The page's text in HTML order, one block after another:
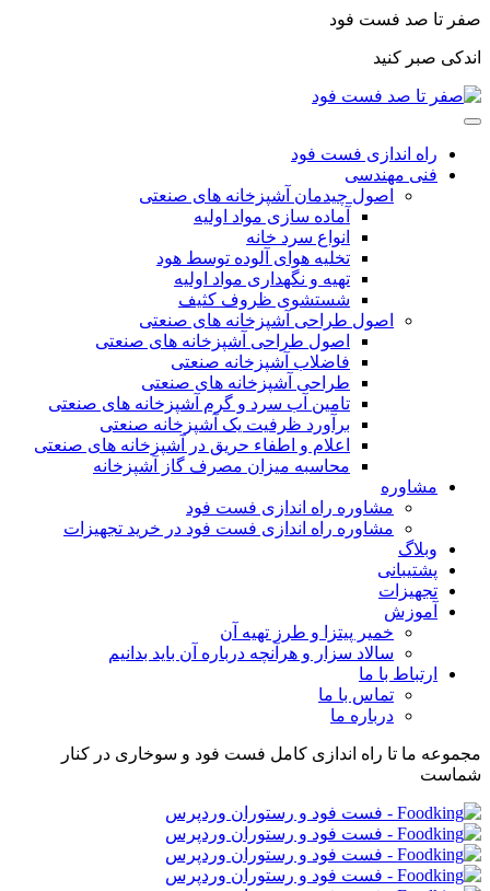
صفر تا صد فست فود
اندکی صبر کنید
راه اندازی فست فود
فنی مهندسی
اصول چیدمان آشپزخانه های صنعتی
آماده سازی مواد اولیه
انواع سرد خانه
تخلیه هوای آلوده توسط هود
تهیه و نگهداری مواد اولیه
شستشوی ظروف کثیف
اصول طراحی آشپزخانه های صنعتی
اصول طراحی آشپزخانه های صنعتی
فاضلاب آشپزخانه صنعتی
طراحی آشپزخانه های صنعتی
تامین آب سرد و گرم آشپزخانه های صنعتی
برآورد ظرفیت یک آشپزخانه صنعتی
اعلام و اطفاء حریق در آشپزخانه های صنعتی
محاسبه میزان مصرف گاز آشپزخانه
مشاوره
مشاوره راه اندازی فست فود
مشاوره راه اندازی فست فود در خرید تجهیزات
وبلاگ
پشتیبانی
تجهیزات
آموزش
خمیر پیتزا و طرز تهیه آن
سالاد سزار و هرآنچه درباره آن باید بدانیم
ارتباط با ما
تماس با ما
درباره ما
مجموعه ما تا راه اندازی کامل فست فود و سوخاری در کنار
شماست